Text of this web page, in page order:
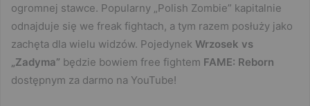
ogromnej stawce. Popularny „Polish Zombie” kapitalnie
odnajduje się we freak fightach, a tym razem posłuży jako
zachęta dla wielu widzów. Pojedynek Wrzosek vs
„Zadyma” będzie bowiem free fightem FAME: Reborn
dostępnym za darmo na YouTube!